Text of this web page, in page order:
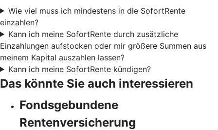
Wie viel muss ich mindestens in die SofortRente
einzahlen?
Kann ich meine SofortRente durch zusätzliche
Einzahlungen aufstocken oder mir größere Summen aus
meinem Kapital auszahlen lassen?
Kann ich meine SofortRente kündigen?
Das könnte Sie auch interessieren
Fondsgebundene
Rentenversicherung